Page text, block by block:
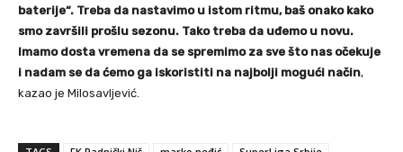
baterije“. Treba da nastavimo u istom ritmu, baš onako kako
smo završili prošlu sezonu. Tako treba da uđemo u novu.
Imamo dosta vremena da se spremimo za sve što nas očekuje
i nadam se da ćemo ga iskoristiti na najbolji mogući način,
kazao je Milosavljević.